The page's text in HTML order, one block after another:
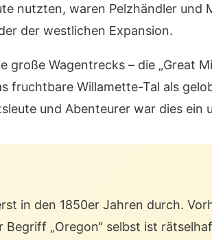
nutzten, waren Pelzhändler
der westlichen Expansion.
große Wagentrecks – die „Great
fruchtbare Willamette-Tal als
und Abenteurer war dies ein
in den 1850er Jahren durch.
Begriff „Oregon“ selbst ist